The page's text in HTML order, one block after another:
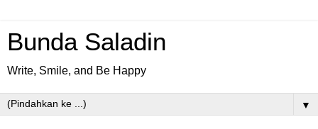
Bunda Saladin
Write, Smile, and Be Happy
▼